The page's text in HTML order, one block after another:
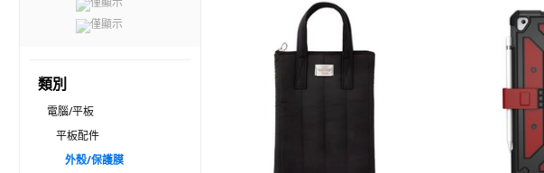
僅顯示
類別
電腦/平板
平板配件
外殼/保護膜